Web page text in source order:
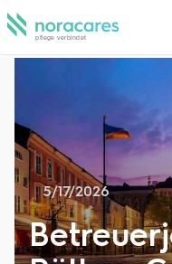
5/17/2026